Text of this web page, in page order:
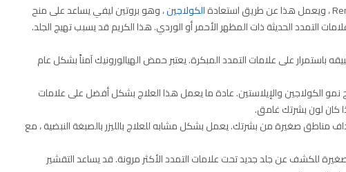
الكولاجين، وهو بروتين ليفي يساعد على منح
التمدد الحديثة ذات المظهر الأحمر أو الوردي. هذا الكريم قد يسبب تهيج الجلد.
باستمرار على علامات التمدد المبكرة. يعتبر حمض الهيالورونيك آمناً بشكل عام
نمو الكولاجين والإيلاستين. عادة ما يعمل هذا العلاج بشكل أفضل على علامات
كان لون بشرتك غامق.
مناطق صغيرة من بشرتك. يعمل بشكل مشابه للعلاج بالليزر بالصبغة النبضية ، مع
للكشف عن جلد جديد تحت علامات التمدد الأكثر مرونة. قد يساعد التقشير